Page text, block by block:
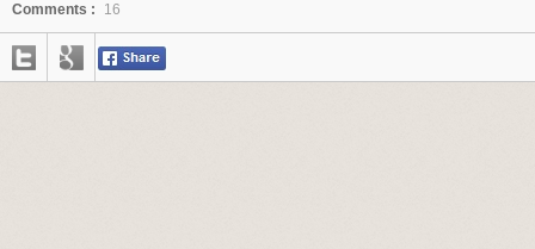
Comments :
16